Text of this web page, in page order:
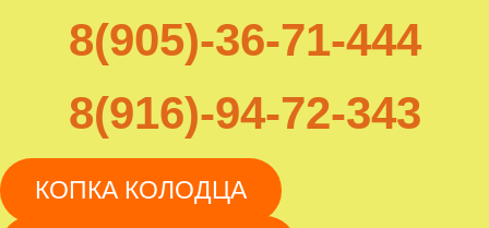
8(905)-36-71-444
8(916)-94-72-343
КОПКА КОЛОДЦА